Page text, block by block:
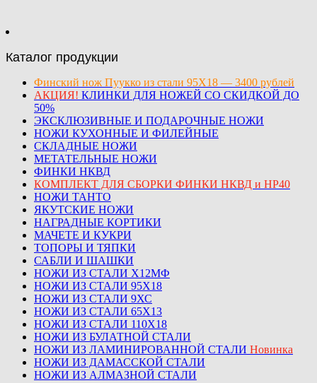
Каталог продукции
Финский нож Пуукко из стали 95Х18 — 3400 рублей
АКЦИЯ! КЛИНКИ ДЛЯ НОЖЕЙ СО СКИДКОЙ ДО
50%
ЭКСКЛЮЗИВНЫЕ И ПОДАРОЧНЫЕ НОЖИ
НОЖИ КУХОННЫЕ И ФИЛЕЙНЫЕ
СКЛАДНЫЕ НОЖИ
МЕТАТЕЛЬНЫЕ НОЖИ
ФИНКИ НКВД
КОМПЛЕКТ ДЛЯ СБОРКИ ФИНКИ НКВД и НР40
НОЖИ ТАНТО
ЯКУТСКИЕ НОЖИ
НАГРАДНЫЕ КОРТИКИ
МАЧЕТЕ И КУКРИ
ТОПОРЫ И ТЯПКИ
САБЛИ И ШАШКИ
НОЖИ ИЗ СТАЛИ Х12МФ
НОЖИ ИЗ СТАЛИ 95Х18
НОЖИ ИЗ СТАЛИ 9ХС
НОЖИ ИЗ СТАЛИ 65Х13
НОЖИ ИЗ СТАЛИ 110Х18
НОЖИ ИЗ БУЛАТНОЙ СТАЛИ
НОЖИ ИЗ ЛАМИНИРОВАННОЙ СТАЛИ Новинка
НОЖИ ИЗ ДАМАССКОЙ СТАЛИ
НОЖИ ИЗ АЛМАЗНОЙ СТАЛИ